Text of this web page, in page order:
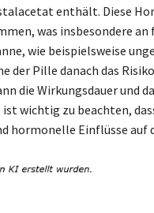
enthält. Diese
was insbesondere
wie beispielsweise
der Pille danach das
die Wirkungsdauer und
wichtig zu beachten,
hormonelle Einflüsse auf